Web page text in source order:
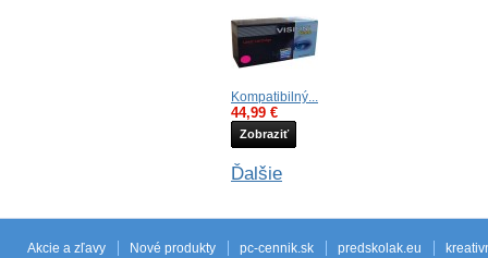
Kompatibilný...
44,99 €
Zobraziť
Ďalšie
Akcie a zľavy Nové produkty pc-cennik.sk predskolak.eu